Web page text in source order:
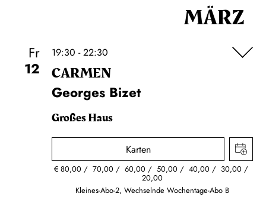
MÄRZ
Fr
12
19:30 - 22:30
CARMEN
Georges Bizet
Großes Haus
Karten
€80,00 70,00 60,00 50,00 40,00 30,00
20,00
Kleines-Abo-2, Wechselnde Wochentage-Abo B